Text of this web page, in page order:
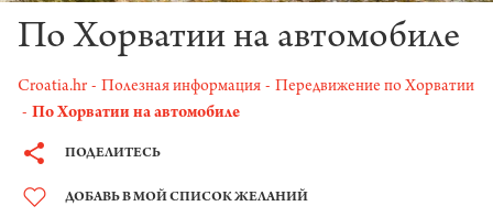
По Хорватии на автомобиле
Croatia.hr Полезная информация
Передвижение по Хорватии
По Хорватии на автомобиле
ПОДЕЛИТЕСЬ
ДОБАВЬ В МОЙ СПИСОК ЖЕЛАНИЙ